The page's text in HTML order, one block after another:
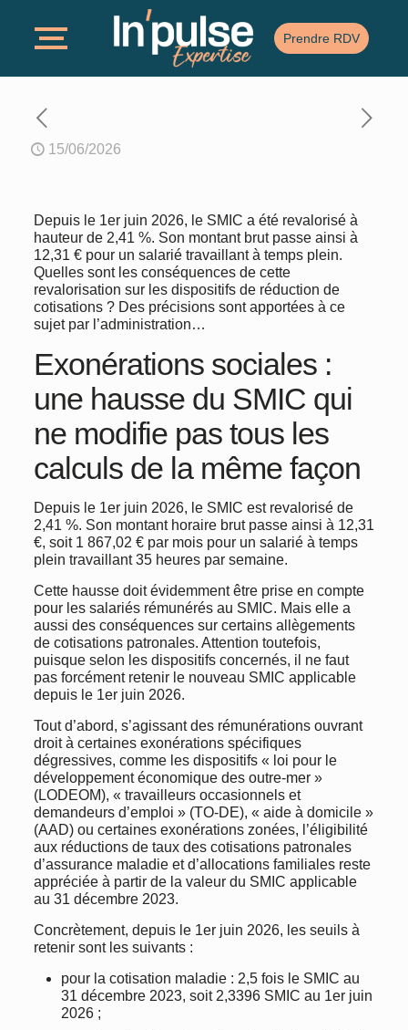
Prendre RDV
15/06/2026
Depuis le 1er juin 2026, le SMIC a été revalorisé à
hauteur de 2,41 %. Son montant brut passe ainsi à
12,31 € pour un salarié travaillant à temps plein.
Quelles sont les conséquences de cette
revalorisation sur les dispositifs de réduction de
cotisations ? Des précisions sont apportées à ce
sujet par l’administration…
Exonérations sociales :
une hausse du SMIC qui
ne modifie pas tous les
calculs de la même façon
Depuis le 1er juin 2026, le SMIC est revalorisé de
2,41 %. Son montant horaire brut passe ainsi à 12,31
€, soit 1 867,02 € par mois pour un salarié à temps
plein travaillant 35 heures par semaine.
Cette hausse doit évidemment être prise en compte
pour les salariés rémunérés au SMIC. Mais elle a
aussi des conséquences sur certains allègements
de cotisations patronales. Attention toutefois,
puisque selon les dispositifs concernés, il ne faut
pas forcément retenir le nouveau SMIC applicable
depuis le 1er juin 2026.
Tout d’abord, s’agissant des rémunérations ouvrant
droit à certaines exonérations spécifiques
dégressives, comme les dispositifs « loi pour le
développement économique des outre-mer »
(LODEOM), « travailleurs occasionnels et
demandeurs d’emploi » (TO-DE), « aide à domicile »
(AAD) ou certaines exonérations zonées, l’éligibilité
aux réductions de taux des cotisations patronales
d’assurance maladie et d’allocations familiales reste
appréciée à partir de la valeur du SMIC applicable
au 31 décembre 2023.
Concrètement, depuis le 1er juin 2026, les seuils à
retenir sont les suivants :
pour la cotisation maladie : 2,5 fois le SMIC au
31 décembre 2023, soit 2,3396 SMIC au 1er juin
2026 ;